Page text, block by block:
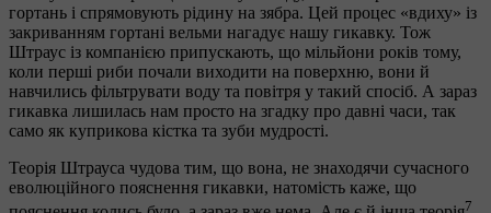
гортань і спрямовують рідину на зябра. Цей процес «вдиху» із
закриванням гортані вельми нагадує нашу гикавку. Тож
Штраус із компанією припускають, що мільйони років тому,
коли перші риби почали виходити на поверхню, вони й
навчились фільтрувати воду та повітря у такий спосіб. А зараз
гикавка лишилась нам просто на згадку про давні часи, так
само як куприкова кістка та зуби мудрості.
Теорія Штрауса чудова тим, що вона, не знаходячи сучасного
еволюційного пояснення гикавки, натомість каже, що
7